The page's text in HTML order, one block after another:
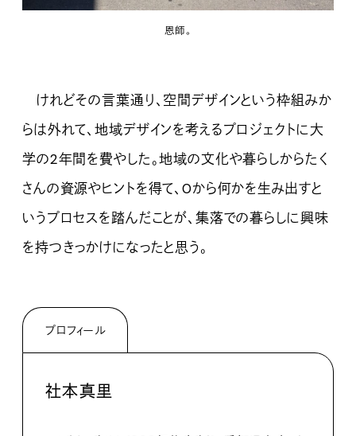
恩師。
けれどその言葉通り、空間デザインという枠組みか
らは外れて、地域デザインを考えるプロジェクトに大
学の2年間を費やした。地域の文化や暮らしからたく
さんの資源やヒントを得て、0から何かを生み出すと
いうプロセスを踏んだことが、集落での暮らしに興味
を持つきっかけになったと思う。
プロフィール
社本真里